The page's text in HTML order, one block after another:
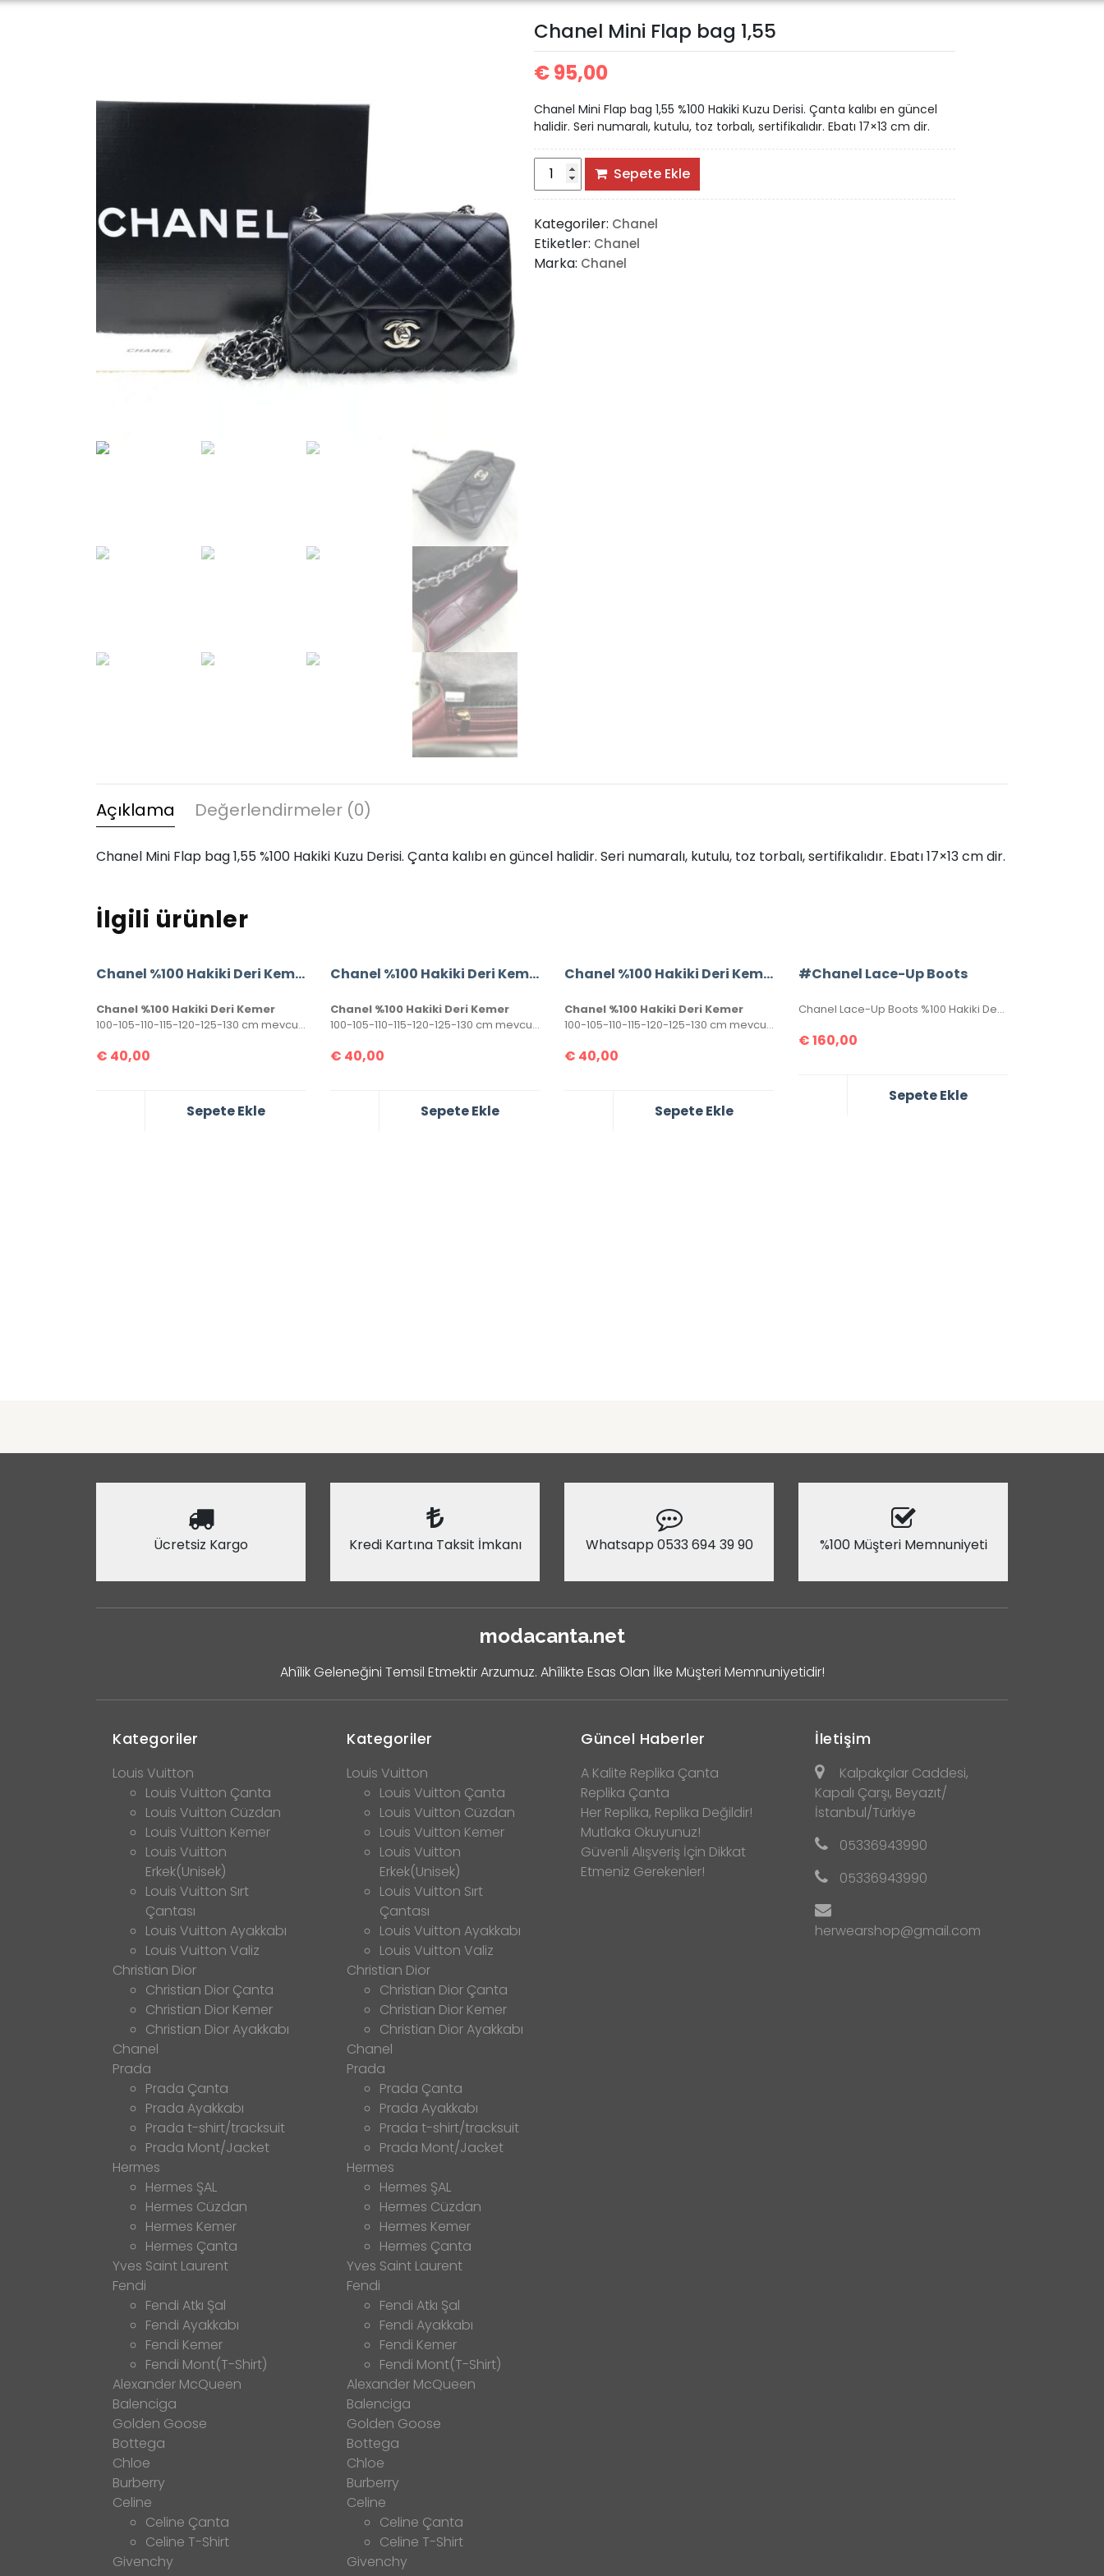
Chanel Mini Flap bag 1,55
€95,00
Chanel Mini Flap bag 1,55 %100 Hakiki Kuzu Derisi. Çanta kalıbı en güncel
halidir. Seri numaralı, kutulu, toz torbalı, sertifikalıdır. Ebatı 17×13 cm dir.
Chanel
Mini
Flap
bag
1,55
adet
Sepete Ekle
Kategoriler: Chanel
Etiketler: Chanel
Marka: Chanel
Açıklama Değerlendirmeler (0)
Chanel Mini Flap bag 1,55 %100 Hakiki Kuzu Derisi. Çanta kalıbı en güncel halidir. Seri numaralı, kutulu, toz torbalı, sertifikalıdır. Ebatı 17×13 cm dir.
İlgili ürünler
Chanel %100 Hakiki Deri Kemer
Chanel %100 Hakiki Deri Kemer
100-105-110-115-120-125-130 cm mevcuttur. Seri numaralı, kutulu ve sertifikalı olarak gönderilecektir.
€ 40,00
Sepete Ekle
Chanel %100 Hakiki Deri Kemer
Chanel %100 Hakiki Deri Kemer
100-105-110-115-120-125-130 cm mevcuttur. Seri numaralı, kutulu ve sertifikalı olarak gönderilecektir.
€ 40,00
Sepete Ekle
Chanel %100 Hakiki Deri Kemer
Chanel %100 Hakiki Deri Kemer
100-105-110-115-120-125-130 cm mevcuttur. Seri numaralı, kutulu ve sertifikalı olarak gönderilecektir.
€ 40,00
Sepete Ekle
#Chanel Lace-Up Boots
Chanel Lace-Up Boots %100 Hakiki Deri Bayan Çizmeler. 36-37-38-39-40 ölçüler mevcuttur. Bot yüksekliği topuk altından itibaren 23cm dir. Topuk yüksekliği 3.5 cm’dir. Aksesuarları yazılıdır. Kutulu, toz torbalı, sertifikalıdır.
€160,00
Sepete Ekle
Ücretsiz Kargo Kredi Kartına Taksit İmkanı Whatsapp 0533 694 39 90 %100 Müşteri Memnuniyeti
modacanta.net
Ahîlik Geleneğini Temsil Etmektir Arzumuz. Ahîlikte Esas Olan İlke Müşteri Memnuniyetidir!
Kategoriler
Louis Vuitton
Louis Vuitton Çanta
Louis Vuitton Cüzdan
Louis Vuitton Kemer
Louis Vuitton
Erkek(Unisek)
Louis Vuitton Sırt
Çantası
Louis Vuitton Ayakkabı
Louis Vuitton Valiz
Christian Dior
Christian Dior Çanta
Christian Dior Kemer
Christian Dior Ayakkabı
Chanel
Prada
Prada Çanta
Prada Ayakkabı
Prada t-shirt/tracksuit
Prada Mont/Jacket
Hermes
Hermes ŞAL
Hermes Cüzdan
Hermes Kemer
Hermes Çanta
Yves Saint Laurent
Fendi
Fendi Atkı Şal
Fendi Ayakkabı
Fendi Kemer
Fendi Mont(T-Shirt)
Alexander McQueen
Balenciga
Golden Goose
Bottega
Chloe
Burberry
Celine
Celine Çanta
Celine T-Shirt
Givenchy
Kategoriler
Louis Vuitton
Louis Vuitton Çanta
Louis Vuitton Cüzdan
Louis Vuitton Kemer
Louis Vuitton
Erkek(Unisek)
Louis Vuitton Sırt
Çantası
Louis Vuitton Ayakkabı
Louis Vuitton Valiz
Christian Dior
Christian Dior Çanta
Christian Dior Kemer
Christian Dior Ayakkabı
Chanel
Prada
Prada Çanta
Prada Ayakkabı
Prada t-shirt/tracksuit
Prada Mont/Jacket
Hermes
Hermes ŞAL
Hermes Cüzdan
Hermes Kemer
Hermes Çanta
Yves Saint Laurent
Fendi
Fendi Atkı Şal
Fendi Ayakkabı
Fendi Kemer
Fendi Mont(T-Shirt)
Alexander McQueen
Balenciga
Golden Goose
Bottega
Chloe
Burberry
Celine
Celine Çanta
Celine T-Shirt
Givenchy
Güncel Haberler
A Kalite Replika Çanta
Replika Çanta
Her Replika, Replika Değildir!
Mutlaka Okuyunuz!
Güvenli Alışveriş İçin Dikkat
Etmeniz Gerekenler!
İletişim
Kalpakçılar Caddesi,
Kapalı Çarşı, Beyazıt/
İstanbul/Türkiye
05336943990
05336943990
herwearshop@gmail.com